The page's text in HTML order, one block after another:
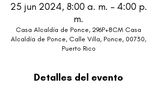
25 jun 2024, 8:00 a. m. – 4:00 p.
m.
Casa Alcaldía de Ponce, 296P+8CM Casa
Alcaldía de Ponce, Calle Villa, Ponce, 00730,
Puerto Rico
Detalles del evento